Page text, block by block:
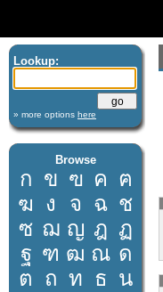
Lookup:
» more options here
Browse
ก ข ฃ ค ฅ
ฆ ง จ ฉ ช
ซ ฌ ญ ฎ ฏ
ฐ ฑ ฒ ณ ด
ต ถ ท ธ น